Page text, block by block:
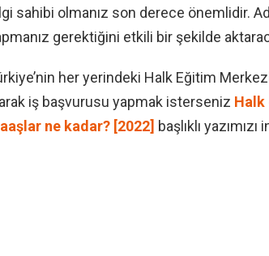
sahibi olmanız son derece önemlidir.
gerektiğini etkili bir şekilde
her yerindeki Halk Eğitim
iş başvurusu yapmak isterseniz Halk
ne kadar? [2022] başlıklı